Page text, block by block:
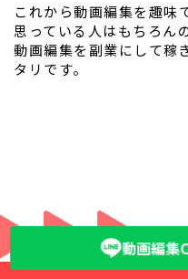
動画編集
これから動画編集を趣味
思っている人はもちろん
動画編集を副業にして稼
タリです。